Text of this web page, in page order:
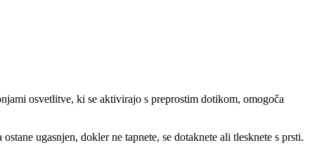
osvetlitve, ki se aktivirajo s preprostim dotikom, omogoča
ugasnjen, dokler ne tapnete, se dotaknete ali tlesknete s prsti.